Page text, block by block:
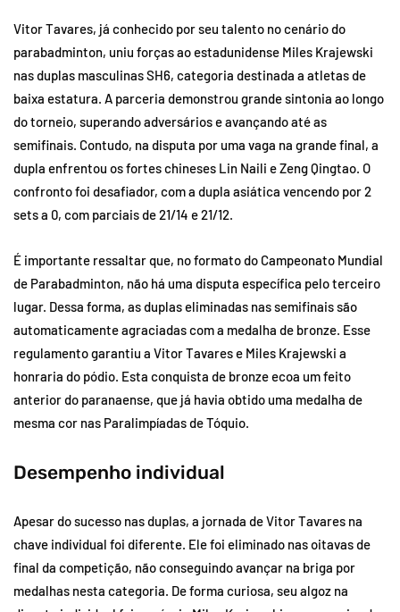
Vitor Tavares, já conhecido por seu talento no cenário do
parabadminton, uniu forças ao estadunidense Miles Krajewski
nas duplas masculinas SH6, categoria destinada a atletas de
baixa estatura. A parceria demonstrou grande sintonia ao longo
do torneio, superando adversários e avançando até as
semifinais. Contudo, na disputa por uma vaga na grande final, a
dupla enfrentou os fortes chineses Lin Naili e Zeng Qingtao. O
confronto foi desafiador, com a dupla asiática vencendo por 2
sets a 0, com parciais de 21/14 e 21/12.
É importante ressaltar que, no formato do Campeonato Mundial
de Parabadminton, não há uma disputa específica pelo terceiro
lugar. Dessa forma, as duplas eliminadas nas semifinais são
automaticamente agraciadas com a medalha de bronze. Esse
regulamento garantiu a Vitor Tavares e Miles Krajewski a
honraria do pódio. Esta conquista de bronze ecoa um feito
anterior do paranaense, que já havia obtido uma medalha de
mesma cor nas Paralimpíadas de Tóquio.
Desempenho individual
Apesar do sucesso nas duplas, a jornada de Vitor Tavares na
chave individual foi diferente. Ele foi eliminado nas oitavas de
final da competição, não conseguindo avançar na briga por
medalhas nesta categoria. De forma curiosa, seu algoz na